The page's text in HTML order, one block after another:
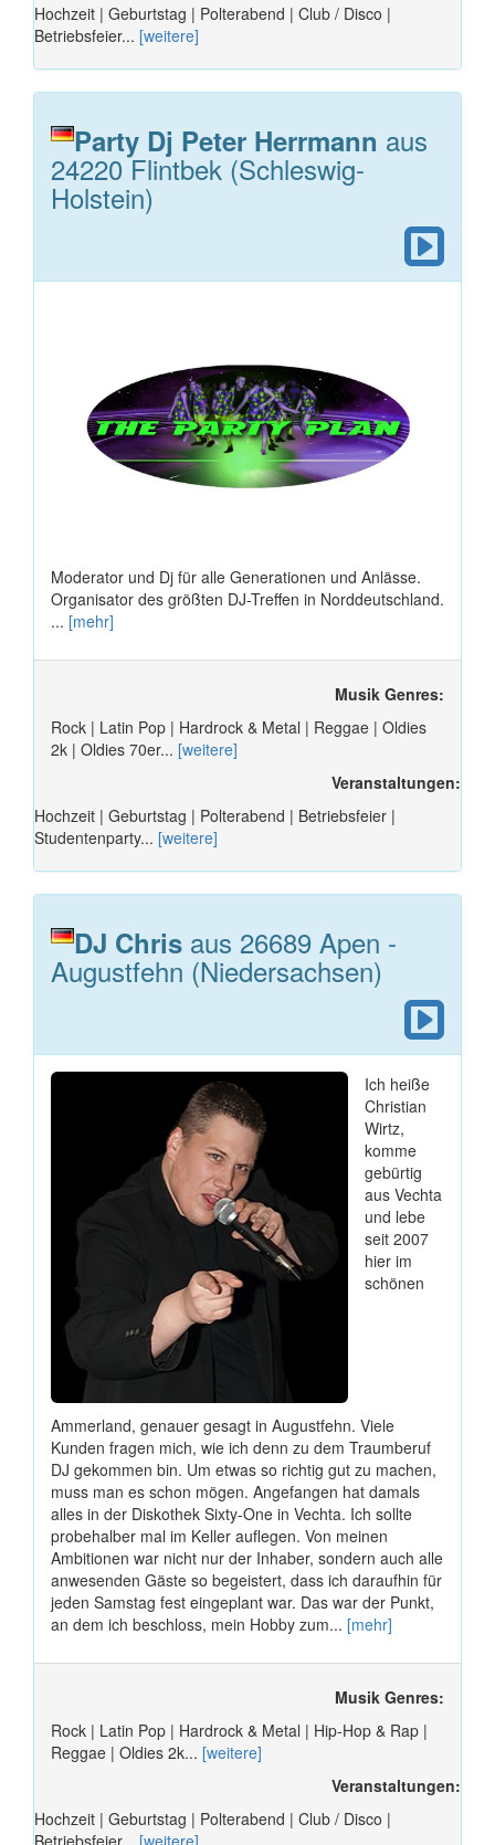
Hochzeit | Geburtstag | Polterabend | Club / Disco |
Betriebsfeier... [weitere]
Party Dj Peter Herrmann aus
24220 Flintbek (Schleswig-
Holstein)
Moderator und Dj für alle Generationen und Anlässe.
Organisator des größten DJ-Treffen in Norddeutschland.
... [mehr]
Musik Genres:
Rock | Latin Pop | Hardrock & Metal | Reggae | Oldies
2k | Oldies 70er... [weitere]
Veranstaltungen:
Hochzeit | Geburtstag | Polterabend | Betriebsfeier |
Studentenparty... [weitere]
DJ Chris aus 26689 Apen -
Augustfehn (Niedersachsen)
Ich heiße
Christian
Wirtz,
komme
gebürtig
aus Vechta
und lebe
seit 2007
hier im
schönen
Ammerland, genauer gesagt in Augustfehn. Viele
Kunden fragen mich, wie ich denn zu dem Traumberuf
DJ gekommen bin. Um etwas so richtig gut zu machen,
muss man es schon mögen. Angefangen hat damals
alles in der Diskothek Sixty-One in Vechta. Ich sollte
probehalber mal im Keller auflegen. Von meinen
Ambitionen war nicht nur der Inhaber, sondern auch alle
anwesenden Gäste so begeistert, dass ich daraufhin für
jeden Samstag fest eingeplant war. Das war der Punkt,
an dem ich beschloss, mein Hobby zum... [mehr]
Musik Genres:
Rock | Latin Pop | Hardrock & Metal | Hip-Hop & Rap |
Reggae | Oldies 2k... [weitere]
Veranstaltungen:
Hochzeit | Geburtstag | Polterabend | Club / Disco |
Betriebsfeier... [weitere]